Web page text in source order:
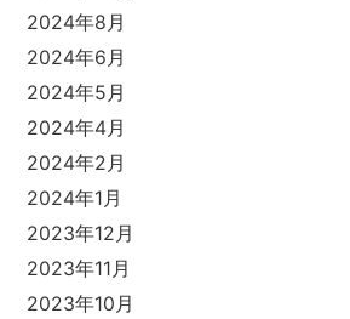
2024年8月
2024年6月
2024年5月
2024年4月
2024年2月
2024年1月
2023年12月
2023年11月
2023年10月